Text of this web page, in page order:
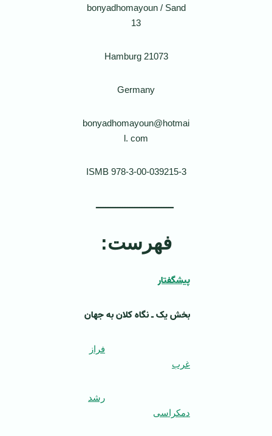
bonyadhomayoun / Sand
13
21073 Hamburg
Germany
bonyadhomayoun@hotmai
l. com
ISMB 978-3-00-039215-3
ــــــــــــــــــــــــــــــــ
فهرست:
پیشگفتار
بخش یک ـ نگاه کلان به جهان
فراز
غرب
رشد
دمکراسی